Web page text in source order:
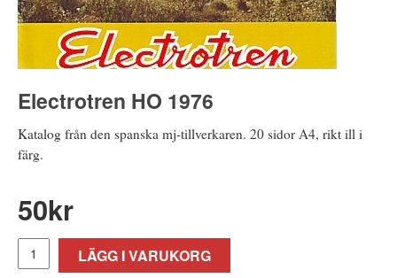
Electrotren HO 1976
Katalog från den spanska mj-tillverkaren. 20 sidor A4, rikt ill i
färg.
50kr
LÄGG I VARUKORG